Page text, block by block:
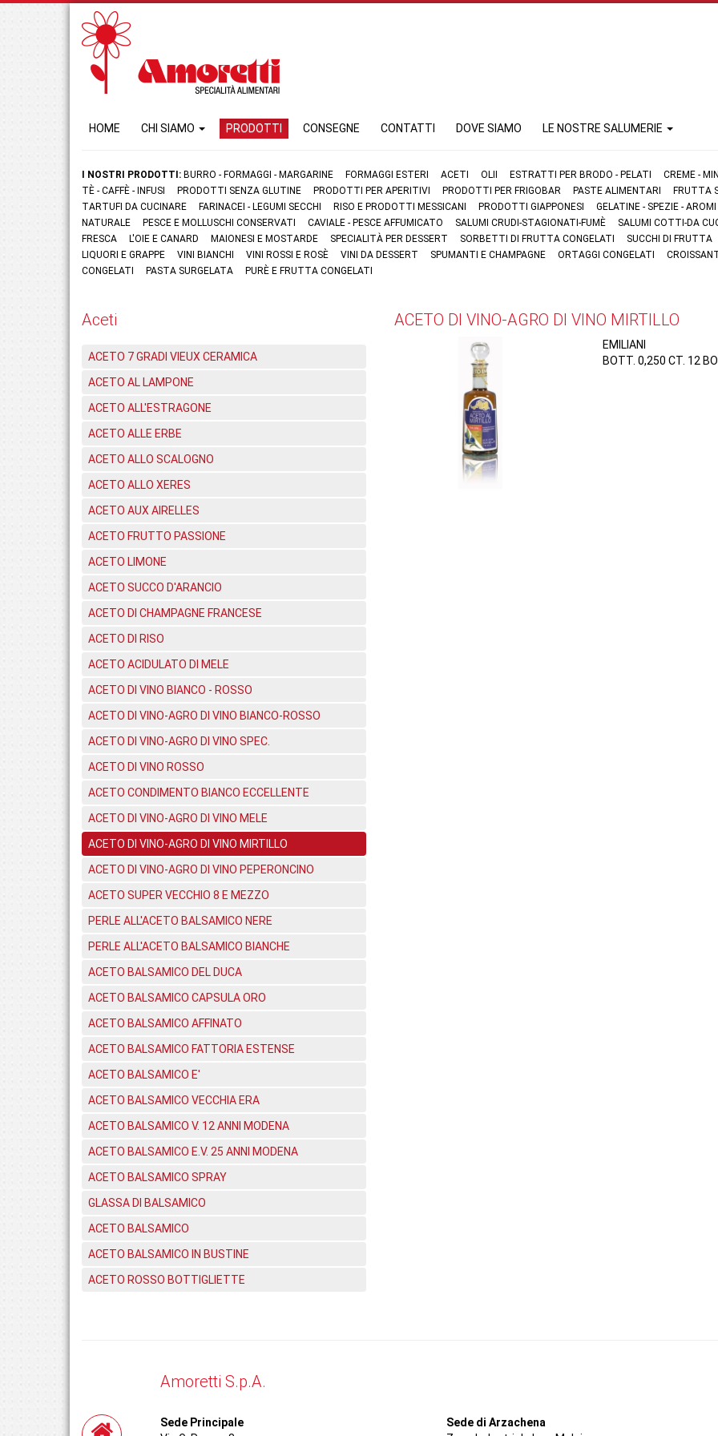
HOME CHI SIAMO PRODOTTI CONSEGNE CONTATTI DOVE SIAMO LE NOSTRE SALUMERIE
I NOSTRI PRODOTTI: BURRO - FORMAGGI - MARGARINE FORMAGGI ESTERI ACETI OLII ESTRATTI PER BRODO - PELATI
CREME -
TÈ - CAFFÈ - INFUSI
PRODOTTI SENZA GLUTINE PRODOTTI PER APERITIVI PRODOTTI PER FRIGOBAR PASTE ALIMENTARI
FRUTTA
TARTUFI DA CUCINARE
FARINACEI - LEGUMI SECCHI RISO E PRODOTTI MESSICANI PRODOTTI GIAPPONESI
GELATINE - SPEZIE - AROMI
NATURALE
PESCE E MOLLUSCHI CONSERVATI CAVIALE - PESCE AFFUMICATO SALUMI CRUDI-STAGIONATI-FUMÈ
SALUMI COTTI-DA
FRESCA
L'OIE E CANARD MAIONESI E MOSTARDE SPECIALITÀ PER DESSERT SORBETTI DI FRUTTA CONGELATI
SUCCHI DI FRUTTA
LIQUORI E GRAPPE
VINI BIANCHI VINI ROSSI E ROSÈ VINI DA DESSERT SPUMANTI E CHAMPAGNE ORTAGGI CONGELATI
CONGELATI
PASTA SURGELATA PURÈ E FRUTTA CONGELATI
Aceti
ACETO 7 GRADI VIEUX CERAMICA
ACETO AL LAMPONE
ACETO ALL'ESTRAGONE
ACETO ALLE ERBE
ACETO ALLO SCALOGNO
ACETO ALLO XERES
ACETO AUX AIRELLES
ACETO FRUTTO PASSIONE
ACETO LIMONE
ACETO SUCCO D'ARANCIO
ACETO DI CHAMPAGNE FRANCESE
ACETO DI RISO
ACETO ACIDULATO DI MELE
ACETO DI VINO BIANCO - ROSSO
ACETO DI VINO-AGRO DI VINO BIANCO-ROSSO
ACETO DI VINO-AGRO DI VINO SPEC.
ACETO DI VINO ROSSO
ACETO CONDIMENTO BIANCO ECCELLENTE
ACETO DI VINO-AGRO DI VINO MELE
ACETO DI VINO-AGRO DI VINO MIRTILLO
ACETO DI VINO-AGRO DI VINO PEPERONCINO
ACETO SUPER VECCHIO 8 E MEZZO
PERLE ALL'ACETO BALSAMICO NERE
PERLE ALL'ACETO BALSAMICO BIANCHE
ACETO BALSAMICO DEL DUCA
ACETO BALSAMICO CAPSULA ORO
ACETO BALSAMICO AFFINATO
ACETO BALSAMICO FATTORIA ESTENSE
ACETO BALSAMICO E'
ACETO BALSAMICO VECCHIA ERA
ACETO BALSAMICO V. 12 ANNI MODENA
ACETO BALSAMICO E.V. 25 ANNI MODENA
ACETO BALSAMICO SPRAY
GLASSA DI BALSAMICO
ACETO BALSAMICO
ACETO BALSAMICO IN BUSTINE
ACETO ROSSO BOTTIGLIETTE
ACETO DI VINO-AGRO DI VINO MIRTILLO
EMILIANI
BOTT. 0,250 CT. 12
Amoretti S.p.A.
Sede Principale
Sede di Arzachena